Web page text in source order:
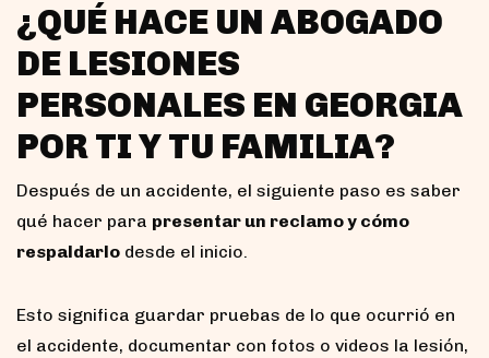
¿QUÉ HACE UN ABOGADO
DE LESIONES
PERSONALES EN GEORGIA
POR TI Y TU FAMILIA?
Después de un accidente, el siguiente paso es saber
qué hacer para presentar un reclamo y cómo
respaldarlo desde el inicio.
Esto significa guardar pruebas de lo que ocurrió en
el accidente, documentar con fotos o videos la lesión,